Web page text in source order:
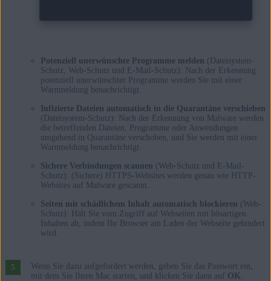
Potenziell unerwünschte Programme melden (Dateisystem-
Schutz, Web-Schutz und E-Mail-Schutz): Nach der Erkennung
potenziell unerwünschter Programme werden Sie mit einer
Warnmeldung benachrichtigt.
Infizierte Dateien automatisch in die Quarantäne verschieben
(Dateisystem-Schutz): Nach der Erkennung von Malware werden
die betreffenden Dateien, Programme oder Anwendungen
umgehend in Quarantäne verschoben, und Sie werden mit einer
Warnmeldung benachrichtigt.
Sichere Verbindungen scannen (Web-Schutz und E-Mail-
Schutz): (Sichere) HTTPS-Websites werden genau wie HTTP-
Websites auf Malware gescannt.
Seiten mit schädlichem Inhalt automatisch blockieren (Web-
Schutz): Hält Sie vom Zugriff auf Webseiten mit bösartigen
Inhalten ab, indem Ihr Browser am Laden der Webseite gehindert
wird.
Wenn Sie dazu aufgefordert werden, geben Sie das Passwort ein,
mit dem Sie Ihren Mac starten, und klicken Sie dann auf OK